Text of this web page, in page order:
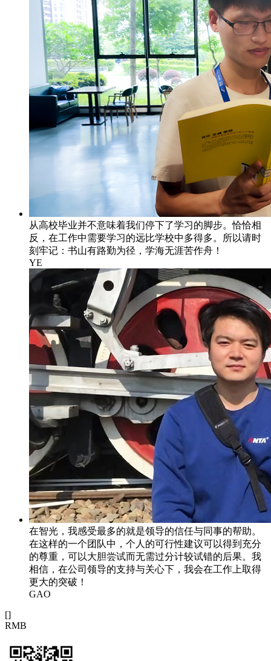
从高校毕业并不意味着我们停下了学习的脚步。恰恰相
反，在工作中需要学习的远比学校中多得多。所以请时
刻牢记：书山有路勤为径，学海无涯苦作舟！
YE
在智光，我感受最多的就是领导的信任与同事的帮助。
在这样的一个团队中，个人的可行性建议可以得到充分
的尊重，可以大胆尝试而无需过分计较试错的后果。我
相信，在公司领导的支持与关心下，我会在工作上取得
更大的突破！
GAO
[]
RMB